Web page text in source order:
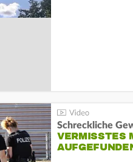
Schreckliche
VERMISSTES